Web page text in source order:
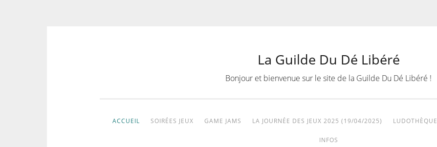
La Guilde Du Dé Libéré
Bonjour et bienvenue sur le site de la Guilde Du Dé Libéré !
ACCUEIL SOIRÉES JEUX GAME JAMS LA JOURNÉE DES JEUX 2025 (19/04/2025) LUDOTHÈQUE
INFOS